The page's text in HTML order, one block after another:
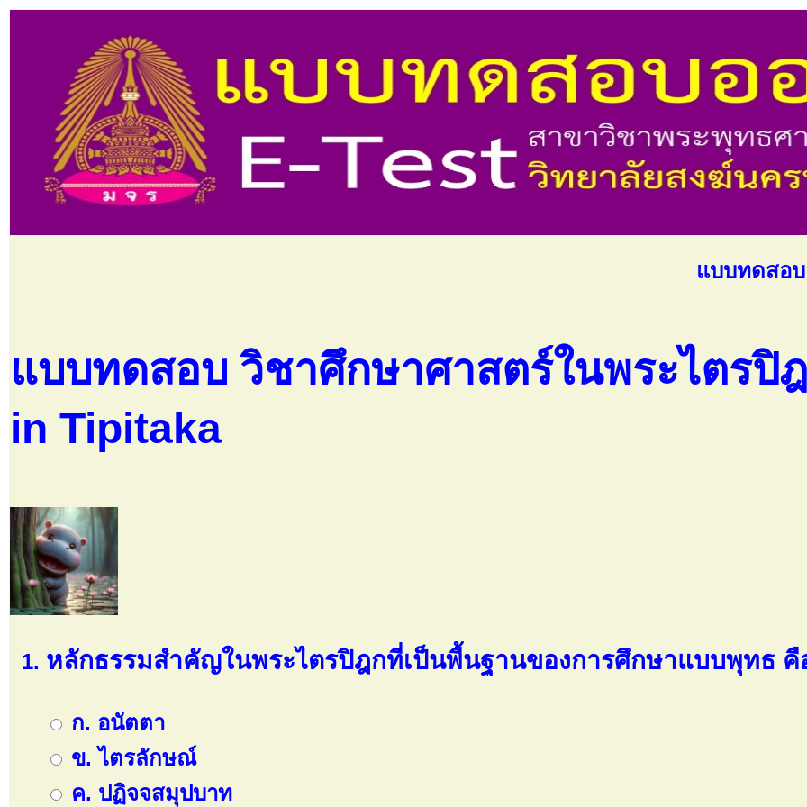
แบบทดสอบออน
แบบทดสอบ วิชาศึกษาศาสตร์ในพระไตรปิ
in Tipitaka
หลักธรรมสำคัญในพระไตรปิฎกที่เป็นพื้นฐานของการศึกษาแบบพุทธ คื
ก. อนัตตา
ข. ไตรลักษณ์
ค. ปฏิจจสมุปบาท